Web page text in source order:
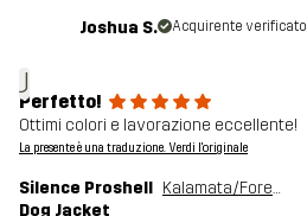
J
Joshua S. Acquirente verificato
Perfetto!
Ottimi colori e lavorazione eccellente!
La presente è una traduzione. Verdi l'originale
Silence Proshell
Dog Jacket
Kalamata/Forest Night